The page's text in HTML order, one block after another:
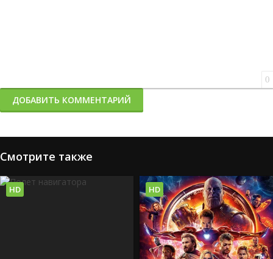
0
ДОБАВИТЬ КОММЕНТАРИЙ
Смотрите также
HD HD